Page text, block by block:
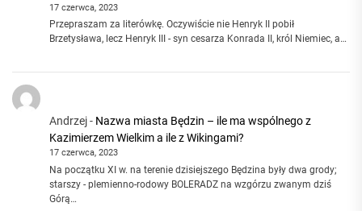
17 czerwca, 2023
Przepraszam za literówkę. Oczywiście nie Henryk II pobił
Brzetysława, lecz Henryk III - syn cesarza Konrada II, król Niemiec, a…
Andrzej- Nazwa miasta Będzin – ile ma wspólnego z
Kazimierzem Wielkim a ile z Wikingami?
17 czerwca, 2023
Na początku XI w. na terenie dzisiejszego Będzina były dwa grody;
starszy - plemienno-rodowy BOLERADZ na wzgórzu zwanym dziś
Górą…